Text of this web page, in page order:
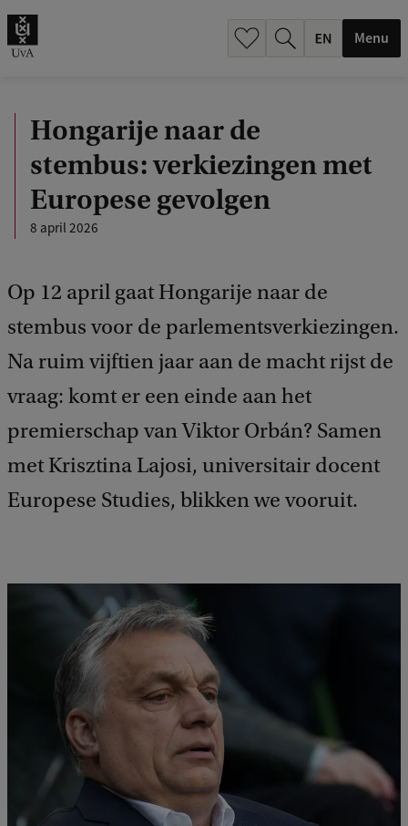
Menu
Hongarije naar de
stembus: verkiezingen met
Europese gevolgen
8 april 2026
Op 12 april gaat Hongarije naar de
stembus voor de parlementsverkiezingen.
Na ruim vijftien jaar aan de macht rijst de
vraag: komt er een einde aan het
premierschap van Viktor Orbán? Samen
met Krisztina Lajosi, universitair docent
Europese Studies, blikken we vooruit.